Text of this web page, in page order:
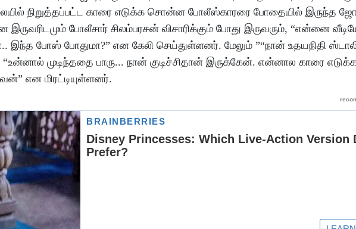
நிறுத்தப்பட்ட காரை எடுக்க சொன்ன போலீஸ்காரரை போதையில் இருந்த
இருவரிடமும் போலீசார் சிலம்பரசன் விசாரிக்கும் போது இருவரும், “என்னை
இந்த போஸ் போதுமா?” என கேலி செய்துள்ளனர். மேலும் ”“நான் உதயநிதி
“உன்னால் முடிந்ததை பாரு... நான் குடிச்சிதான் இருக்கேன். என்னால காரை எடுக்க
என மிரட்டியுள்ளனர்.